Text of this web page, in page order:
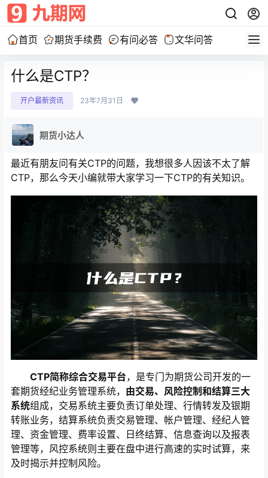
首页 期货手续费 有问必答 文华问答
什么是CTP？
开户最新资讯 23年7月31日
期货小达人
最近有朋友问有关CTP的问题，我想很多人因该不太了解
CTP，那么今天小编就带大家学习一下CTP的有关知识。
CTP简称综合交易平台，是专门为期货公司开发的一
套期货经纪业务管理系统， 由交易、风险控制和结算三大
系统组成，交易系统主要负责订单处理、行情转发及银期
转账业务，结算系统负责交易管理、帐户管理、经纪人管
理、资金管理、费率设置、日终结算、信息查询以及报表
管理等，风控系统则主要在盘中进行高速的实时试算，来
及时揭示并控制风险。